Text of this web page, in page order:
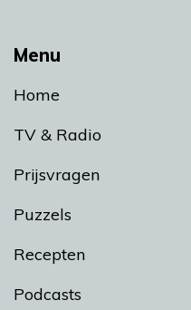
Menu
Home
TV & Radio
Prijsvragen
Puzzels
Recepten
Podcasts